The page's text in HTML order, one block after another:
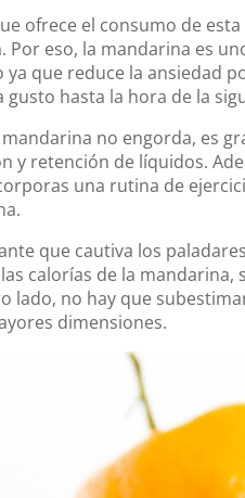
ofrece el consumo de
eso, la mandarina es
que reduce la ansiedad
hasta la hora de la
no engorda, es
y retención de líquidos.
una rutina de
que cautiva los
calorías de la mandarina,
lado, no hay que
dimensiones.